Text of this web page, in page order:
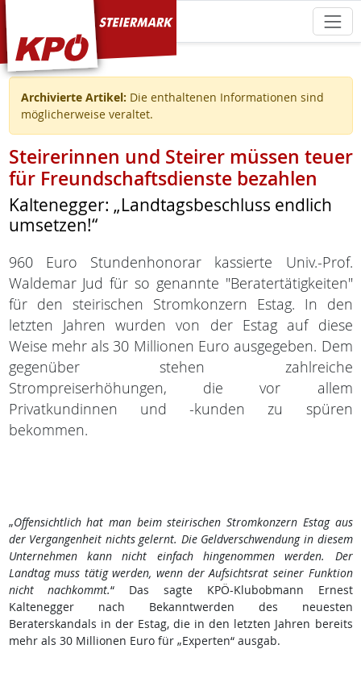
KPÖ Steiermark
Archivierte Artikel: Die enthaltenen Informationen sind
möglicherweise veraltet.
Steirerinnen und Steirer müssen teuer
für Freundschaftsdienste bezahlen
Kaltenegger: „Landtagsbeschluss endlich
umsetzen!“
960 Euro Stundenhonorar kassierte Univ.-Prof.
Waldemar Jud für so genannte "Beratertätigkeiten"
für den steirischen Stromkonzern Estag. In den
letzten Jahren wurden von der Estag auf diese
Weise mehr als 30 Millionen Euro ausgegeben. Dem
gegenüber stehen zahlreiche
Strompreiserhöhungen, die vor allem
Privatkundinnen und -kunden zu spüren
bekommen.
„Offensichtlich hat man beim steirischen Stromkonzern Estag aus
der Vergangenheit nichts gelernt. Die Geldverschwendung in diesem
Unternehmen kann nicht einfach hingenommen werden. Der
Landtag muss tätig werden, wenn der Aufsichtsrat seiner Funktion
nicht nachkommt.“ Das sagte KPÖ-Klubobmann Ernest
Kaltenegger nach Bekanntwerden des neuesten
Beraterskandals in der Estag, die in den letzten Jahren bereits
mehr als 30 Millionen Euro für „Experten“ ausgab.